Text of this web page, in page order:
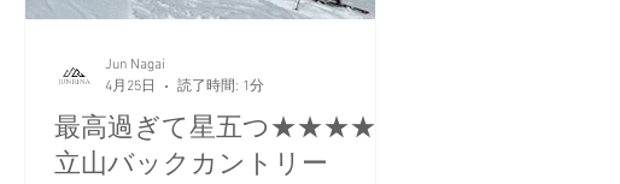
最高過ぎて星五つ★★★★★
立山バックカントリー
Jun Nagai
4月25日
読了時間: 1分